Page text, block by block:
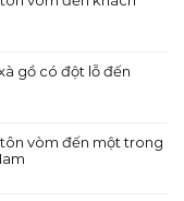
gồ có đột lỗ đến
vòm đến một trong